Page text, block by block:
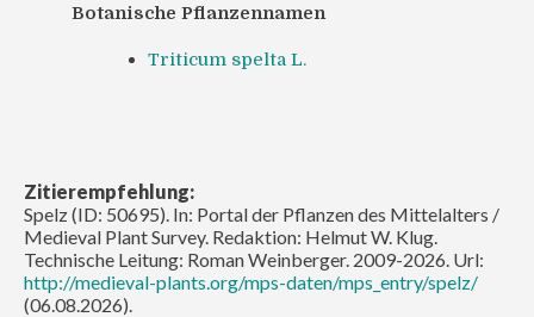
Botanische Pflanzennamen
Triticum spelta L.
Zitierempfehlung:
Spelz (ID: 50695). In: Portal der Pflanzen des Mittelalters /
Medieval Plant Survey. Redaktion: Helmut W. Klug.
Technische Leitung: Roman Weinberger. 2009-2026. Url:
http://medieval-plants.org/mps-daten/mps_entry/spelz/
(06.08.2026).